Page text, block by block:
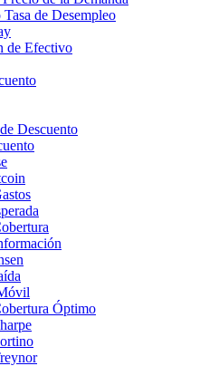
de Desempleo
de Efectivo
Descuento
Óptimo